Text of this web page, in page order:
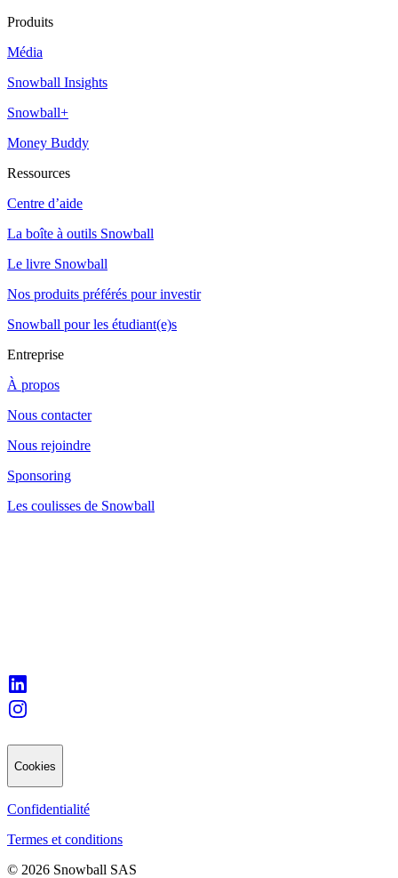
Produits
Média
Snowball Insights
Snowball+
Money Buddy
Ressources
Centre d’aide
La boîte à outils Snowball
Le livre Snowball
Nos produits préférés pour investir
Snowball pour les étudiant(e)s
Entreprise
À propos
Nous contacter
Nous rejoindre
Sponsoring
Les coulisses de Snowball
Cookies
Confidentialité
Termes et conditions
© 2026 Snowball SAS